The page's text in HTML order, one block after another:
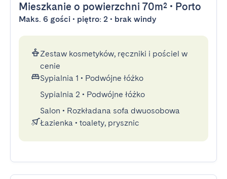
Mieszkanie o powierzchni 70m² • Porto
Maks. 6 gości • piętro: 2 • brak windy
Zestaw kosmetyków, ręczniki i pościel w
cenie
Sypialnia 1 • Podwójne łóżko
Sypialnia 2 • Podwójne łóżko
Salon • Rozkładana sofa dwuosobowa
Łazienka • toalety, prysznic